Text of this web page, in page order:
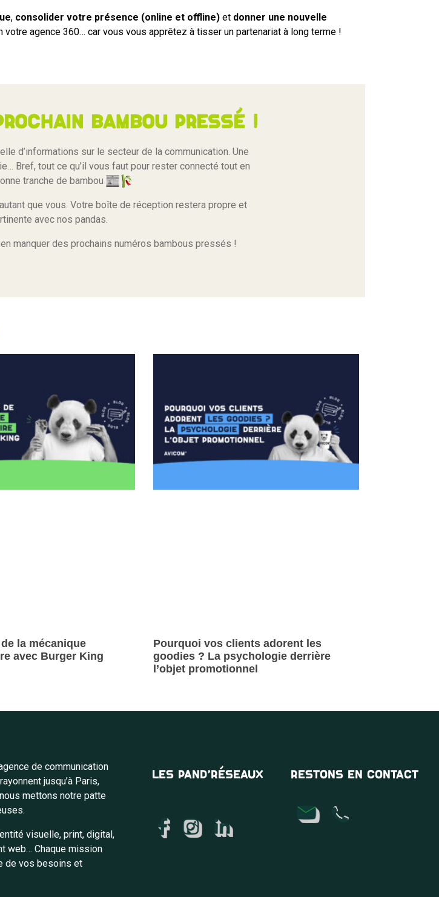
, consolider votre présence (online et offline) et donner une nouvelle
votre agence 360… car vous vous apprêtez à tisser un partenariat à long terme !
bambou pressé !
d’informations sur le secteur de la communication. Une
Bref, tout ce qu’il vous faut pour rester connecté tout en
tranche de bambou
que vous. Votre boîte de réception restera propre et
avec nos pandas.
manquer des prochains numéros bambous pressés !
la mécanique
avec Burger King
Pourquoi vos clients adorent les
goodies ? La psychologie derrière
l’objet promotionnel
de communication
jusqu’à Paris,
mettons notre patte
visuelle, print, digital,
web… Chaque mission
de vos besoins et
LES PAND’RÉSEAUX RESTONS EN CONTACT